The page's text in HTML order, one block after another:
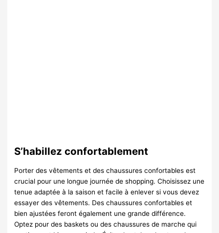
S’habillez confortablement
Porter des vêtements et des chaussures confortables est
crucial pour une longue journée de shopping. Choisissez une
tenue adaptée à la saison et facile à enlever si vous devez
essayer des vêtements. Des chaussures confortables et
bien ajustées feront également une grande différence.
Optez pour des baskets ou des chaussures de marche qui